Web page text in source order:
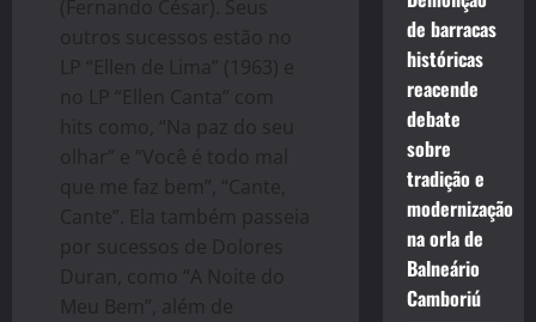
(Fernando César). Seus
outros sucessos estão no
LP “Ellen de Lima” (1963) e
no LP “Ellen Canta” com
hits como, “Na paz do seu
olhar” e “Você é todo mal
que me faz bem”, “Cante,
Cante”. Ela também passeia
por sucessos de Dolores
Duran, como “A Noite do
Meu Bem”, além de
de barracas
históricas
reacende
debate
sobre
tradição e
modernização
na orla de
Balneário
Camboriú